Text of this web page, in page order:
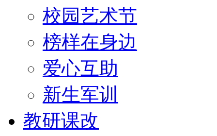
校园艺术节
榜样在身边
爱心互助
新生军训
教研课改